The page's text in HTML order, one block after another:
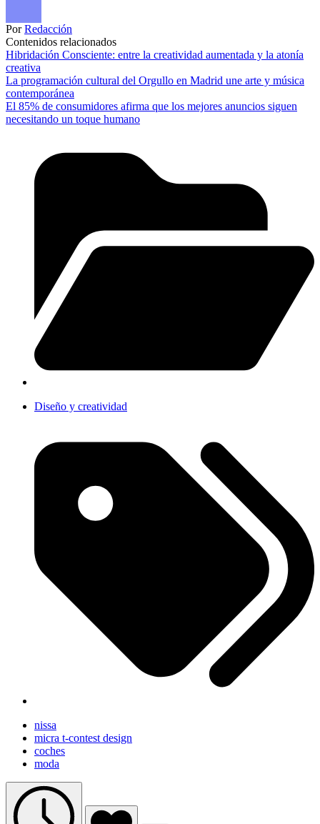
PorRedacción
Contenidos relacionados
Hibridación Consciente: entre la creatividad aumentada y la atonía
creativa
La programación cultural del Orgullo en Madrid une arte y música
contemporánea
El 85% de consumidores afirma que los mejores anuncios siguen
necesitando un toque humano
Diseño y creatividad
nissa
micra t-contest design
coches
moda